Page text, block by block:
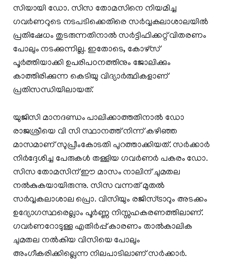
സിയായി ഡോ. സിസ തോമസിനെ നിയമിച്ച
ഗവര്‍ണറുടെ നടപടിക്കെതിരെ സര്‍വ്വകലാശാലയിൽ
പ്രതിഷേധം തുടരുന്നതിനാൽ സര്‍ട്ടിഫിക്കറ്റ് വിതരണം
പോലും നടക്കുന്നില്ല. ഇതോടെ, കോഴ്സ്
പൂര്‍ത്തിയാക്കി ഉപരിപഠനത്തിനും ജോലിക്കും
കാത്തിരിക്കുന്ന കെടിയു വിദ്യാര്‍ത്ഥികളാണ്
പ്രതിസന്ധിയിലായത്.
യുജിസി മാനദണ്ഡം പാലിക്കാത്തതിനാൽ ഡോ
രാജശ്രീയെ വി സി സ്ഥാനത്ത് നിന്ന് കഴിഞ്ഞ
മാസമാണ് സുപ്രീംകോടതി പുറത്താക്കിയത്. സര്‍ക്കാര്‍
നിര്‍ദ്ദേശിച്ച പേരുകൾ തള്ളിയ ഗവര്‍ണര്‍ പകരം ഡോ.
സിസ തോമസിന് ഈ മാസം നാലിന് ചുമതല
നൽകുകയായിരുന്നു. സിസ വന്നത് മുതൽ
സര്‍വ്വകലാശാല പ്രൊ. വിസിയും രജിസ്ട്രാറും അടക്കം
ഉദ്യോഗസ്ഥരെല്ലാം പൂര്‍ണ്ണ നിസ്സഹകരണത്തിലാണ്.
ഗവര്‍ണറോടുള്ള എതിര്‍പ്പ് കാരണം താൽകാലിക
ചുമതല നൽകിയ വിസിയെ പോലും
അംഗീകരിക്കില്ലെന്ന നിലപാടിലാണ് സര്‍ക്കാര്‍.